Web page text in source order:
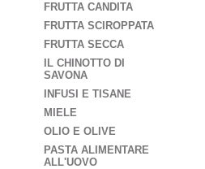
FRUTTA CANDITA
FRUTTA SCIROPPATA
FRUTTA SECCA
IL CHINOTTO DI
SAVONA
INFUSI E TISANE
MIELE
OLIO E OLIVE
PASTA ALIMENTARE
ALL'UOVO